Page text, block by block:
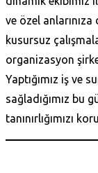
ve özel
kusursuz
organizasyon
Yaptığımız iş ve
sağladığımız bu
tanınırlığımızı